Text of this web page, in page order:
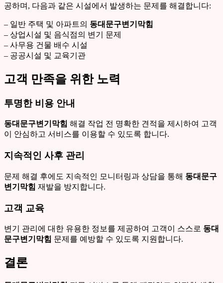
공하며, 다음과 같은 시설에서 발생하는 문제를 해결합니다:
– 일반 주택 및 아파트의 동대문구변기막힘
– 상업시설 및 음식점의 변기 문제
– 사무용 건물 배수 시설
– 공공시설 및 교육기관
고객 만족을 위한 노력
투명한 비용 안내
동대문구변기막힘 해결 작업 전 명확한 견적을 제시하여 고객
이 안심하고 서비스를 이용할 수 있도록 합니다.
지속적인 사후 관리
문제 해결 후에도 지속적인 모니터링과 상담을 통해 동대문구
변기막힘 재발을 방지합니다.
고객 교육
변기 관리에 대한 유용한 정보를 제공하여 고객이 스스로 동대
문구변기막힘 문제를 예방할 수 있도록 지원합니다.
결론